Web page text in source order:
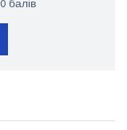
0 балів